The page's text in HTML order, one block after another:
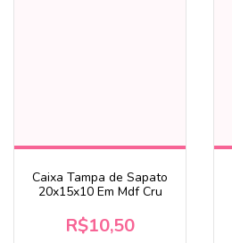
Caixa Tampa de Sapato
20x15x10 Em Mdf Cru
R$10,50